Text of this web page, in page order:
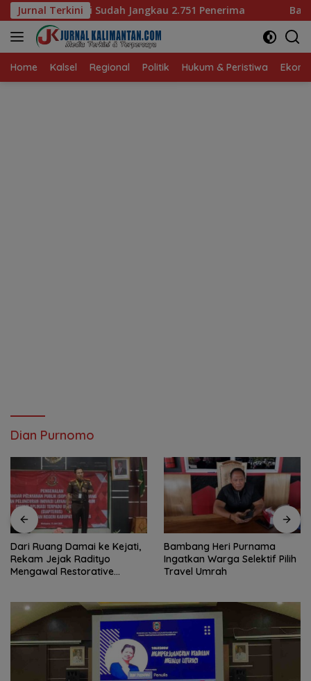
Langsung
ke
konten
Jurnal Terkini
2.751 Penerima Bagaimana KIP Hadapi
Home Kalsel Regional Politik Hukum & Peristiwa
Dian Purnomo
Dari Ruang Damai ke Kejati,
Rekam Jejak Radityo
Mengawal Restorative
Bambang Heri Purnama
Ingatkan Warga Selektif Pilih
Travel Umrah